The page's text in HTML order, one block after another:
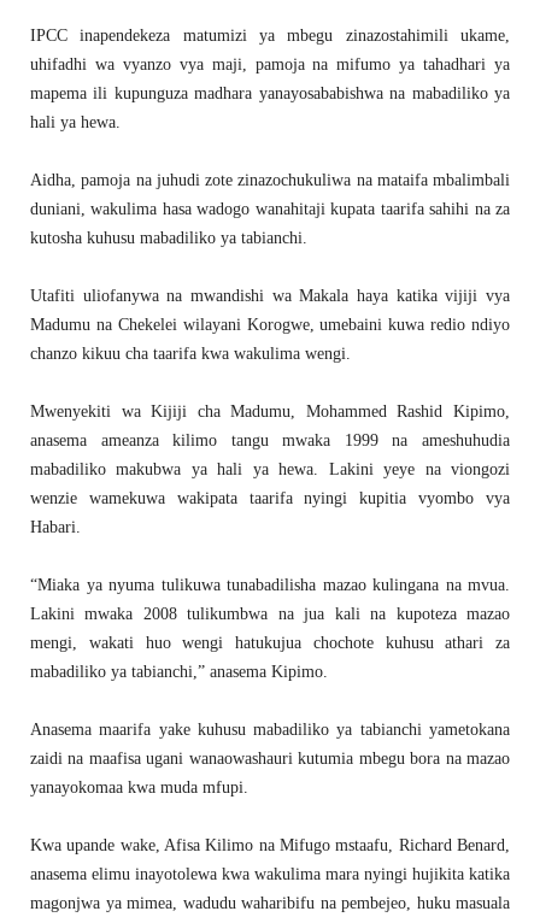
IPCC inapendekeza matumizi ya mbegu zinazostahimili ukame,
uhifadhi wa vyanzo vya maji, pamoja na mifumo ya tahadhari ya
mapema ili kupunguza madhara yanayosababishwa na mabadiliko ya
hali ya hewa.
Aidha, pamoja na juhudi zote zinazochukuliwa na mataifa mbalimbali
duniani, wakulima hasa wadogo wanahitaji kupata taarifa sahihi na za
kutosha kuhusu mabadiliko ya tabianchi.
Utafiti uliofanywa na mwandishi wa Makala haya katika vijiji vya
Madumu na Chekelei wilayani Korogwe, umebaini kuwa redio ndiyo
chanzo kikuu cha taarifa kwa wakulima wengi.
Mwenyekiti wa Kijiji cha Madumu, Mohammed Rashid Kipimo,
anasema ameanza kilimo tangu mwaka 1999 na ameshuhudia
mabadiliko makubwa ya hali ya hewa. Lakini yeye na viongozi
wenzie wamekuwa wakipata taarifa nyingi kupitia vyombo vya
Habari.
“Miaka ya nyuma tulikuwa tunabadilisha mazao kulingana na mvua.
Lakini mwaka 2008 tulikumbwa na jua kali na kupoteza mazao
mengi, wakati huo wengi hatukujua chochote kuhusu athari za
mabadiliko ya tabianchi,” anasema Kipimo.
Anasema maarifa yake kuhusu mabadiliko ya tabianchi yametokana
zaidi na maafisa ugani wanaowashauri kutumia mbegu bora na mazao
yanayokomaa kwa muda mfupi.
Kwa upande wake, Afisa Kilimo na Mifugo mstaafu, Richard Benard,
anasema elimu inayotolewa kwa wakulima mara nyingi hujikita katika
magonjwa ya mimea, wadudu waharibifu na pembejeo, huku masuala